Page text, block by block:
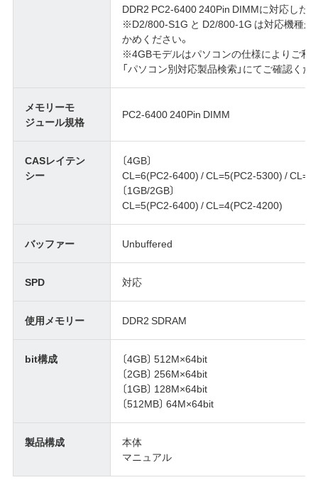
DDR2 PC2-6400 240Pin DIMMに対応した
※D2/800-S1G と D2/800-1G は対応機種が
かめください。
※4GBモデルはパソコンの仕様によりご利
「パソコン別対応製品検索」にてご確認くだ
メモリーモ
ジュール規格
PC2-6400 240Pin DIMM
CASレイテン
シー
〔4GB〕
CL=6(PC2-6400) / CL=5(PC2-5300) /
〔1GB/2GB〕
CL=5(PC2-6400) / CL=4(PC2-4200)
バッファー Unbuffered
SPD 対応
使用メモリー DDR2 SDRAM
bit構成
〔4GB〕 512M×64bit
〔2GB〕 256M×64bit
〔1GB〕 128M×64bit
〔512MB〕 64M×64bit
製品構成
本体
マニュアル